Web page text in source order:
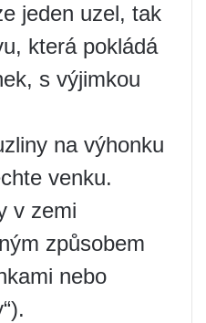
jeden uzel, tak
která pokládá
s výjimkou
na výhonku
venku.
v zemi
způsobem
nebo